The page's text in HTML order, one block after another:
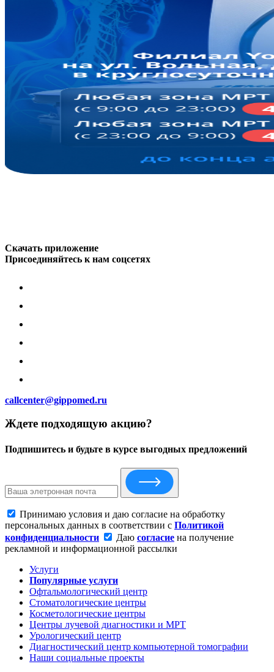
Скачать приложение
Присоединяйтесь к нам соцсетях
callcenter@gippomed.ru
Ждете подходящую акцию?
Подпишитесь и будьте в курсе выгодных предложений
Принимаю условия и даю согласие на обработку
персональных данных в соответствии с Политикой
конфиденциальности
Даю согласие на получение
рекламной и информационной рассылки
Услуги
Популярные услуги
Офтальмологический центр
Стоматологические центры
Косметологические центры
Центры лучевой диагностики и МРТ
Урологический центр
Диагностический центр компьютерной томографии
Наши социальные проекты